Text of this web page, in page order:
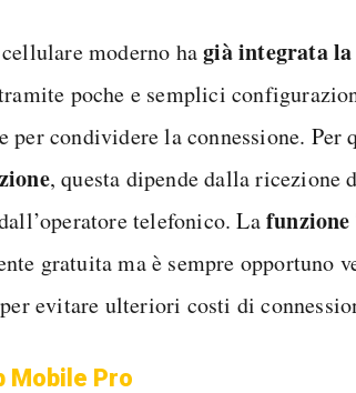
moderno hagià integrata la
poche e semplici
per condividere la connessione. Per
, questa dipende dalla ricezione
telefonico. La
gratuita ma è sempre opportuno
evitare ulteriori costi di
Mobile Pro